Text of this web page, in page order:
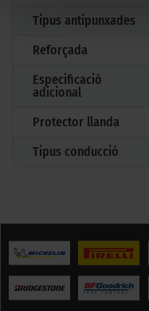
Tipus antipunxades
Reforçada
Especificació
adicional
Protector llanda
Tipus conducció